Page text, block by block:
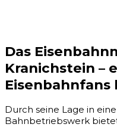
Das
Kranichstein –
Eisenbahnfans
Durch seine Lage in
Bahnbetriebswerk